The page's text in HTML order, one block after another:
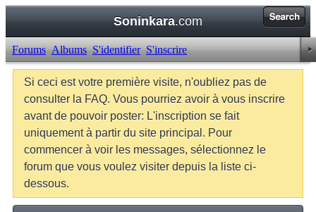
Soninkara.com
Forums Albums S'identifier S'inscrire
Si ceci est votre première visite, n'oubliez pas de
consulter la FAQ. Vous pourriez avoir à vous inscrire
avant de pouvoir poster: L'inscription se fait
uniquement à partir du site principal. Pour
commencer à voir les messages, sélectionnez le
forum que vous voulez visiter depuis la liste ci-
dessous.